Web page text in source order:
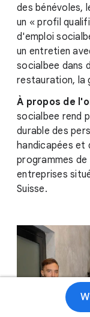
des bénévoles,
un « profil
d'emploi
un entretien
socialbee dans
restauration, la
À propos de
socialbee rend
durable des
handicapées et
programmes
entreprises
Suisse.